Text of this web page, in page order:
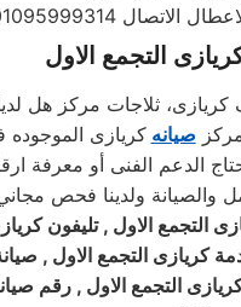
التجمع الاول
ثلاجات مركز هل
صيانه كريازى
الدعم الفنى أو معرفة
التجمع الاول , تليفون
كريازى التجمع الاول ,
التجمع الاول , رقم